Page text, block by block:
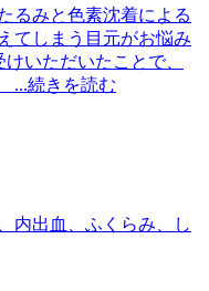
るみと色素沈着による
てしまう目元がお悩み
いただいたことで、
続きを読む
内出血、ふくらみ、し